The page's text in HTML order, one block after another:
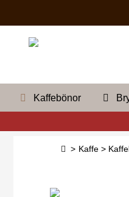
Kaffebönor
> Kaffe >